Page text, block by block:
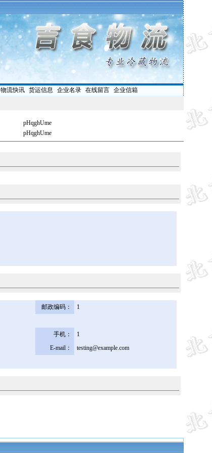
物流快讯| 货运信息 企业名录| 在线留言| 企业信箱
pHqghUme
pHqghUme
邮政编码：
1
手机：
1
E-mail：
testing@example.com